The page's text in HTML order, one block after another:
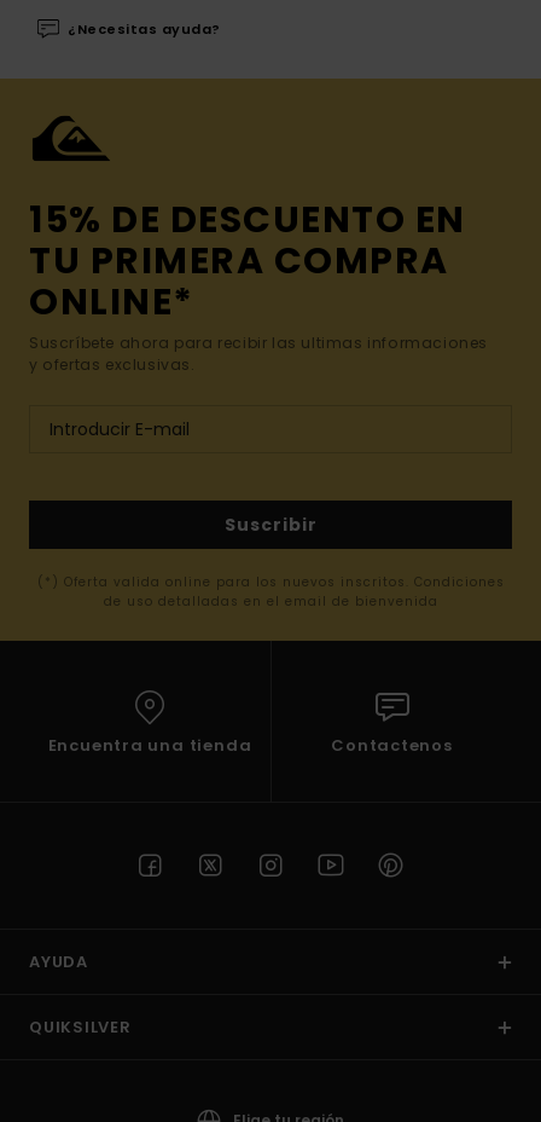
¿Necesitas ayuda?
15% DE DESCUENTO EN
TU PRIMERA COMPRA
ONLINE*
Suscríbete ahora para recibir las ultimas informaciones
y ofertas exclusivas.
Suscribir
(*) Oferta valida online para los nuevos inscritos. Condiciones
de uso detalladas en el email de bienvenida
Encuentra una tienda Contactenos
AYUDA
QUIKSILVER